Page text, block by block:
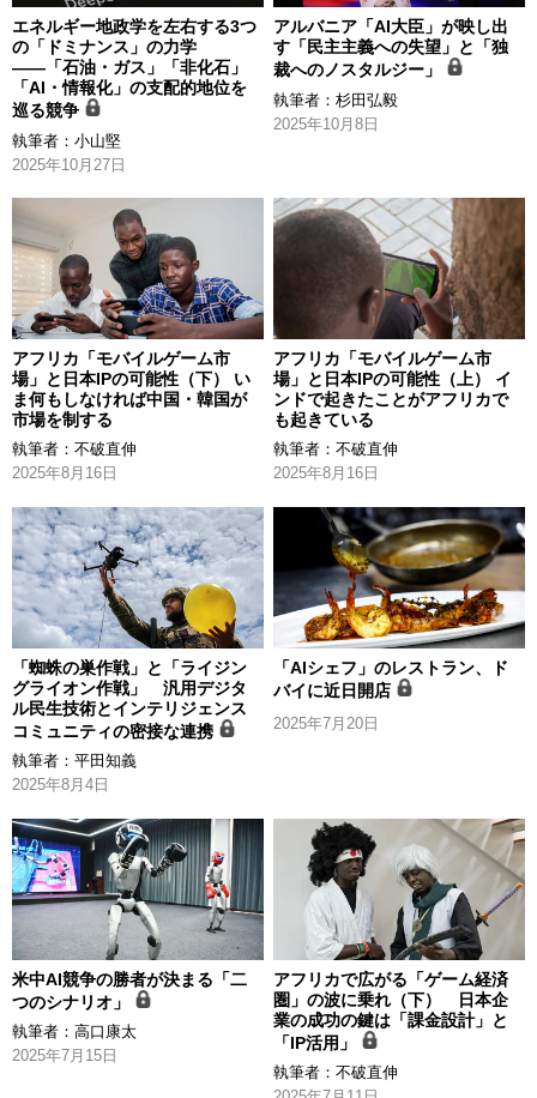
エネルギー地政学を左右する3つ
の「ドミナンス」の力学
――「石油・ガス」「非化石」
「AI・情報化」の支配的地位を
巡る競争
執筆者： 小山堅
2025年10月27日
アルバニア「AI大臣」が映し出
す「民主主義への失望」と「独
裁へのノスタルジー」
執筆者：杉田弘毅
2025年10月8日
アフリカ「モバイルゲーム市
場」と日本IPの可能性（下） い
ま何もしなければ中国・韓国が
市場を制する
執筆者： 不破直伸
2025年8月16日
アフリカ「モバイルゲーム市
場」と日本IPの可能性（上） イ
ンドで起きたことがアフリカで
も起きている
執筆者：不破直伸
2025年8月16日
「蜘蛛の巣作戦」と「ライジン
グライオン作戦」 汎用デジタ
ル民生技術とインテリジェンス
コミュニティの密接な連携
執筆者： 平田知義
2025年8月4日
「AIシェフ」のレストラン、ド
バイに近日開店
2025年7月20日
米中AI競争の勝者が決まる「二
つのシナリオ」
執筆者： 高口康太
2025年7月15日
アフリカで広がる「ゲーム経済
圏」の波に乗れ（下） 日本企
業の成功の鍵は「課金設計」と
「IP活用」
執筆者：不破直伸